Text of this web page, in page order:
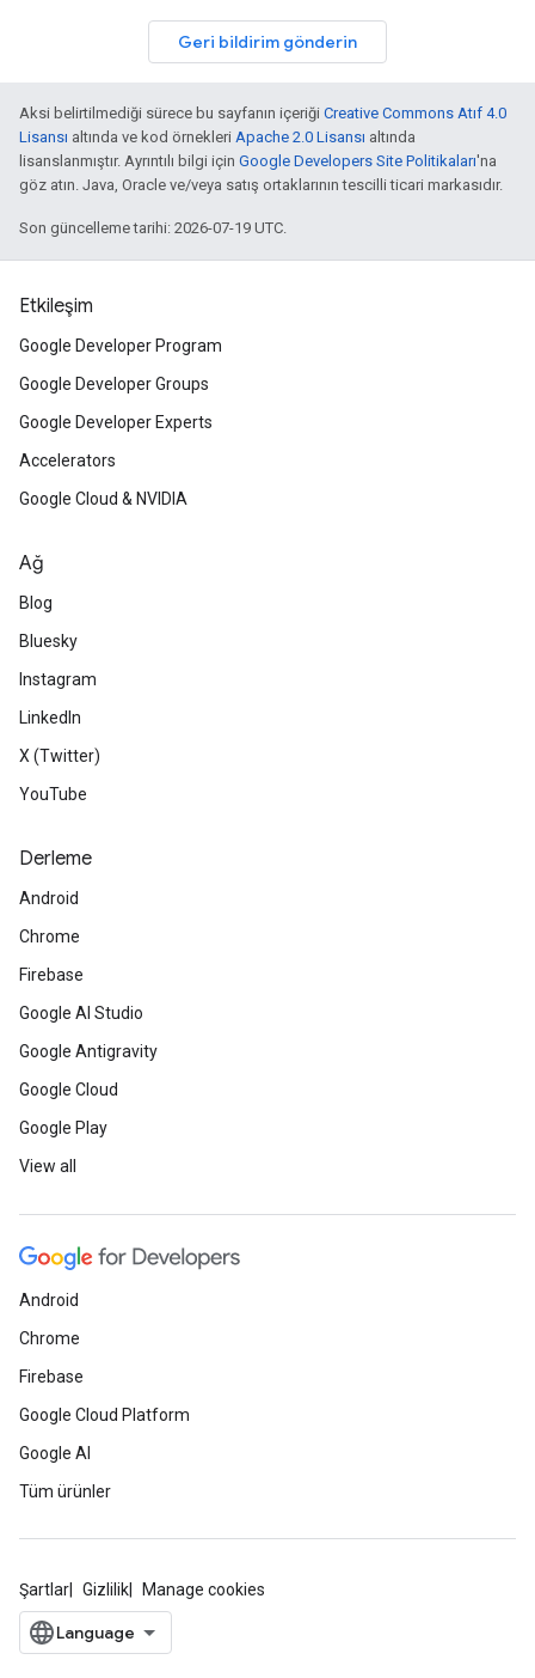
Geri bildirim gönderin
Aksi belirtilmediği sürece bu sayfanın içeriği Creative Commons Atıf 4.0
Lisansı altında ve kod örnekleri Apache 2.0 Lisansı altında
lisanslanmıştır. Ayrıntılı bilgi için Google Developers Site Politikaları'na
göz atın. Java, Oracle ve/veya satış ortaklarının tescilli ticari markasıdır.
Son güncelleme tarihi: 2026-07-19 UTC.
Etkileşim
Google Developer Program
Google Developer Groups
Google Developer Experts
Accelerators
Google Cloud & NVIDIA
Ağ
Blog
Bluesky
Instagram
LinkedIn
X (Twitter)
YouTube
Derleme
Android
Chrome
Firebase
Google AI Studio
Google Antigravity
Google Cloud
Google Play
View all
Android
Chrome
Firebase
Google Cloud Platform
Google AI
Tüm ürünler
Şartlar Gizlilik Manage cookies